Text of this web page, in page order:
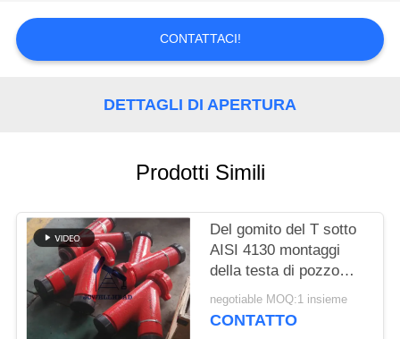
MAPPA
DEL
CONTATTACI!
DETTAGLI DI APERTURA
Prodotti Simili
Del gomito del T sotto
AISI 4130 montaggi
della testa di pozzo
dell'incrocio
negotiable MOQ:1 insieme
CONTATTO